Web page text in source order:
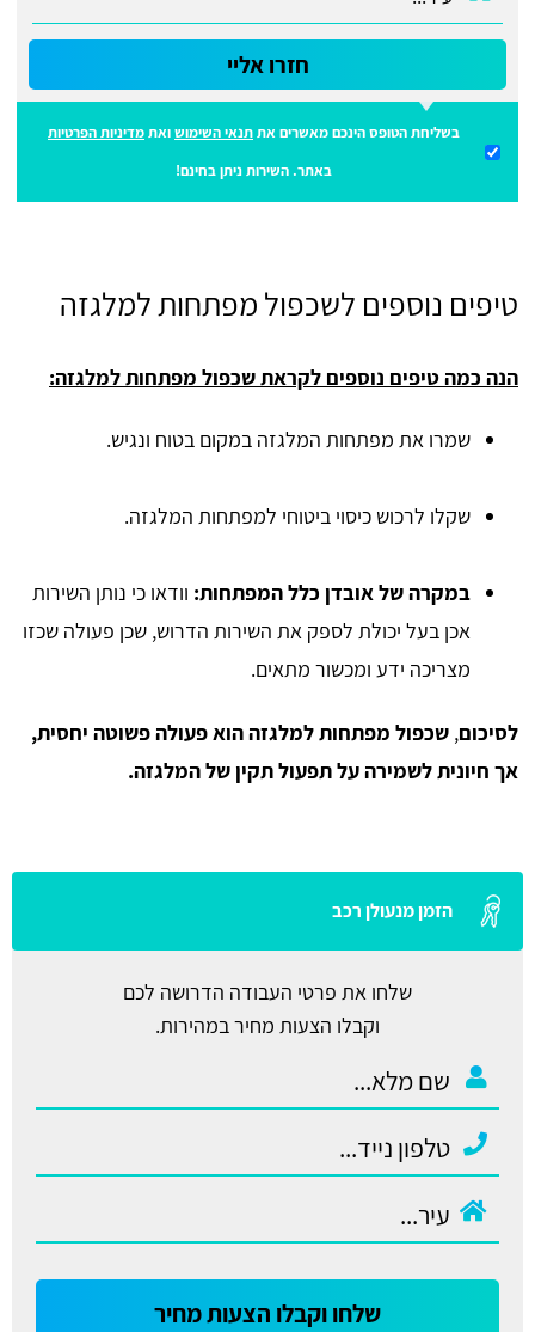
חזרו אליי
בשליחת הטופס הינכם מאשרים אתתנאי השימושואתמדיניות הפרטיות
באתר. השירות ניתן בחינם!
טיפים נוספים לשכפול מפתחות למלגזה
הנה כמה טיפים נוספים לקראת שכפול מפתחות למלגזה:
שמרו את מפתחות המלגזה במקום בטוח ונגיש.
שקלו לרכוש כיסוי ביטוחי למפתחות המלגזה.
במקרה של אובדן כלל המפתחות: וודאו כי נותן השירות
אכן בעל יכולת לספק את השירות הדרוש, שכן פעולה שכזו
מצריכה ידע ומכשור מתאים.
לסיכום, שכפול מפתחות למלגזה הוא פעולה פשוטה יחסית,
אך חיונית לשמירה על תפעול תקין של המלגזה.
הזמן מנעולן רכב
שלחו את פרטי העבודה הדרושה לכם
וקבלו הצעות מחיר במהירות.
שלחו וקבלו הצעות מחיר